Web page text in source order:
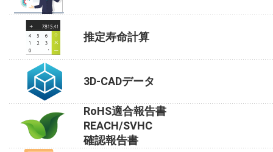
推定寿命計算
3D-CADデータ
RoHS適合報告書
REACH/SVHC
確認報告書